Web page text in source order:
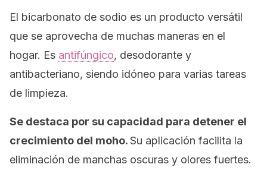
El bicarbonato de sodio es un producto versátil
que se aprovecha de muchas maneras en el
hogar. Es antifúngico, desodorante y
antibacteriano, siendo idóneo para varias tareas
de limpieza.
Se destaca por su capacidad para detener el
crecimiento del moho.Su aplicación facilita la
eliminación de manchas oscuras y olores fuertes.